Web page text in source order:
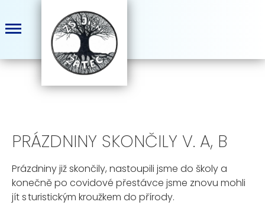
PRÁZDNINY SKONČILY V. A, B
Prázdniny již skončily, nastoupili jsme do školy a
konečně po covidové přestávce jsme znovu mohli
jít s turistickým kroužkem do přírody.